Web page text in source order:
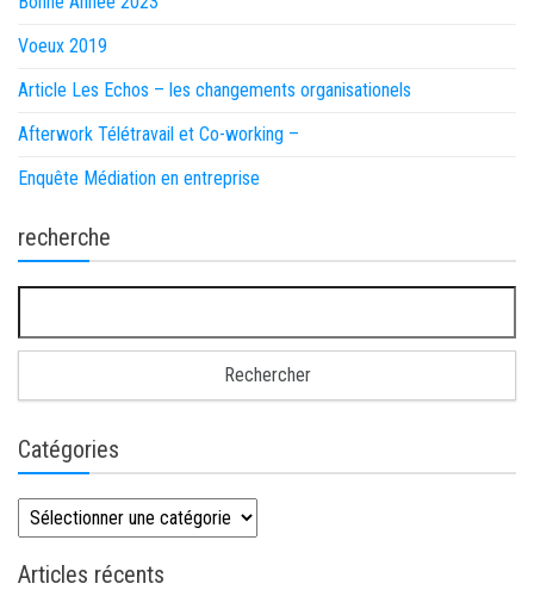
Voeux 2019
Article Les Echos – les changements organisationels
Afterwork Télétravail et Co-working –
Enquête Médiation en entreprise
recherche
Catégories
Catégories
Articles récents